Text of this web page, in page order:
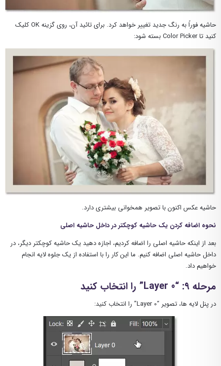
حاشیه فوراً به رنگ جدید تغییر خواهد کرد. برای تائید آن، روی گزینه OK کلیک
کنید تا Color Picker بسته شود:
حاشیه عکس اکنون با تصویر همخوانی بیشتری دارد.
نحوه اضافه کردن یک حاشیه کوچکتر در داخل حاشیه اصلی
بعد از اینکه حاشیه اصلی را اضافه کردیم، اجازه دهید یک حاشیه کوچکتر دیگر، در
داخل حاشیه اصلی اضافه کنیم. ما این کار را با استفاده از یک جلوه لایه انجام
خواهیم داد.
مرحله ۹: “Layer 0” را انتخاب کنید
در پنل لایه ها، تصویر “Layer 0” را انتخاب کنید: